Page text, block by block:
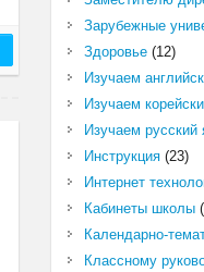
Зарубежные
Здоровье(12)
Изучаем
Изучаем
Изучаем русский
Инструкция(23)
Интернет
Кабинеты школы
Календарно-
Классному